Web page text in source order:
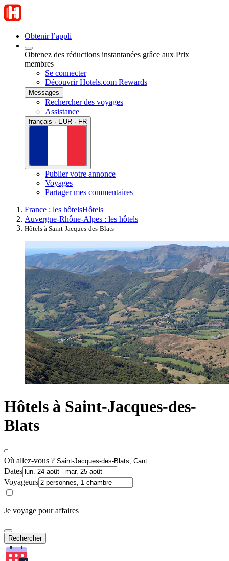
Obtenir l’appli
Obtenez des réductions instantanées grâce aux Prix
membres
Se connecter
Découvrir Hotels.com Rewards
Messages
Rechercher des voyages
Assistance
français · EUR · FR
Publier votre annonce
Voyages
Partager mes commentaires
France : les hôtelsHôtels
Auvergne-Rhône-Alpes : les hôtels
Hôtels à Saint-Jacques-des-Blats
Hôtels à Saint-Jacques-des-
Blats
Où allez-vous ?
Dates
Voyageurs
Je voyage pour affaires
Rechercher